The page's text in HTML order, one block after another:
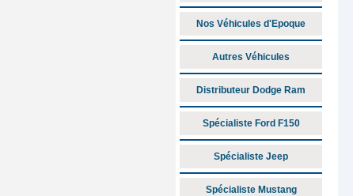
Nos Véhicules d'Epoque
Autres Véhicules
Distributeur Dodge Ram
Spécialiste Ford F150
Spécialiste Jeep
Spécialiste Mustang